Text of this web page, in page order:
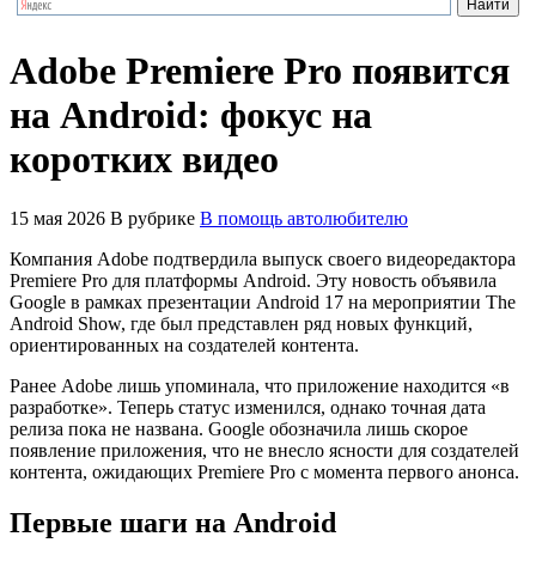
Adobe Premiere Pro появится
на Android: фокус на
коротких видео
15 мая 2026 В рубрике В помощь автолюбителю
Компания Adobe подтвердила выпуск своего видеоредактора
Premiere Pro для платформы Android. Эту новость объявила
Google в рамках презентации Android 17 на мероприятии The
Android Show, где был представлен ряд новых функций,
ориентированных на создателей контента.
Ранее Adobe лишь упоминала, что приложение находится «в
разработке». Теперь статус изменился, однако точная дата
релиза пока не названа. Google обозначила лишь скорое
появление приложения, что не внесло ясности для создателей
контента, ожидающих Premiere Pro с момента первого анонса.
Первые шаги на Android